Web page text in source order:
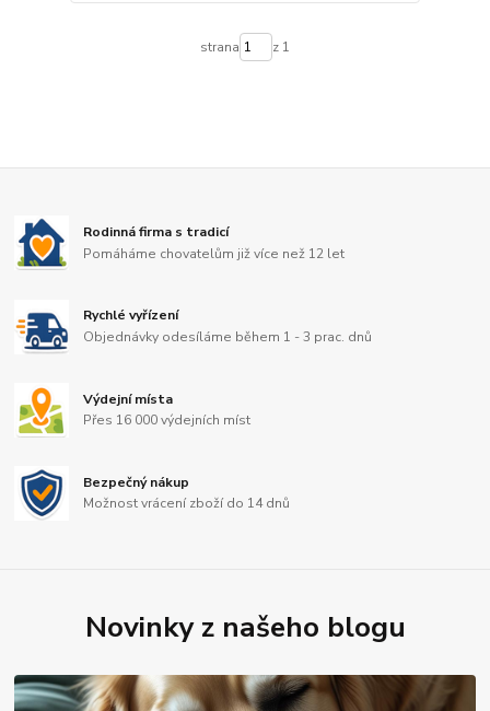
strana z 1
Rodinná firma s tradicí
Pomáháme chovatelům již více než 12 let
Rychlé vyřízení
Objednávky odesíláme během 1 - 3 prac. dnů
Výdejní místa
Přes 16 000 výdejních míst
Bezpečný nákup
Možnost vrácení zboží do 14 dnů
Novinky z našeho blogu